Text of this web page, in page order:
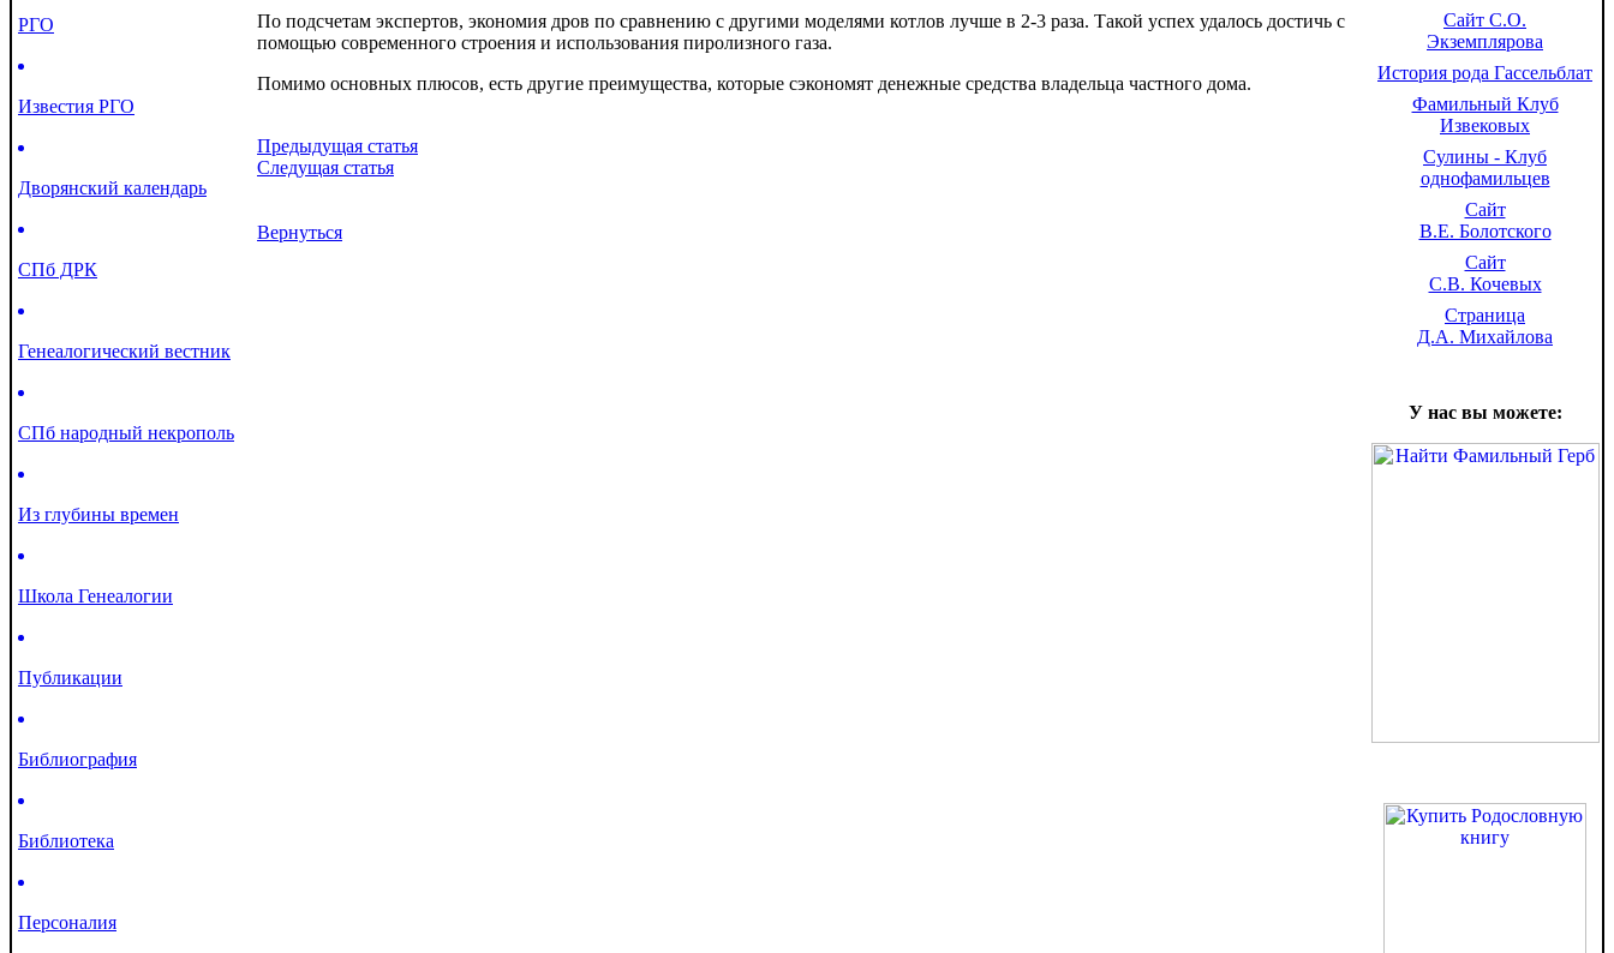
РГО
Известия РГО
Дворянский календарь
СПб ДРК
Генеалогический вестник
СПб народный некрополь
Из глубины времен
Школа Генеалогии
Публикации
Библиография
Библиотека
Персоналия
По подсчетам экспертов, экономия дров по сравнению с другими моделями котлов лучше в 2-3 раза. Такой успех удалось достичь с
помощью современного строения и использования пиролизного газа.
Помимо основных плюсов, есть другие преимущества, которые сэкономят денежные средства владельца частного дома.
Предыдущая статья
Следущая статья
Вернуться
Сайт С.О.
Экземплярова
История рода Гассельблат
Фамильный Клуб
Извековых
Сулины - Клуб
однофамильцев
Сайт
В.Е. Болотского
Сайт
С.В. Кочевых
Страница
Д.А. Михайлова
У нас вы можете: